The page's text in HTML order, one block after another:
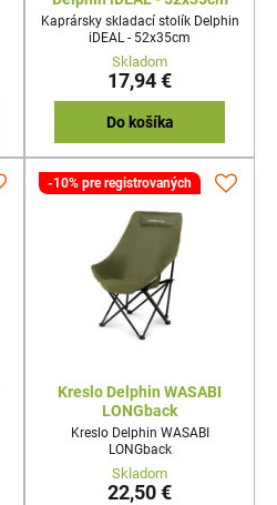
Kaprársky skladací stolík Delphin
iDEAL - 52x35cm
Skladom
17,94 €
Do košíka
-10% pre registrovaných
Kreslo Delphin WASABI
LONGback
Kreslo Delphin WASABI
LONGback
Skladom
22,50 €